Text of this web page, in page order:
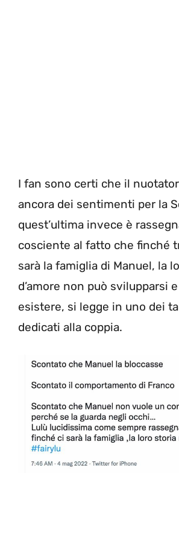
I fan sono certi che il
ancora dei sentimenti per la
quest’ultima invece è
cosciente al fatto che finché
sarà la famiglia di Manuel, la
d’amore non può svilupparsi
esistere, si legge in uno dei
dedicati alla coppia.